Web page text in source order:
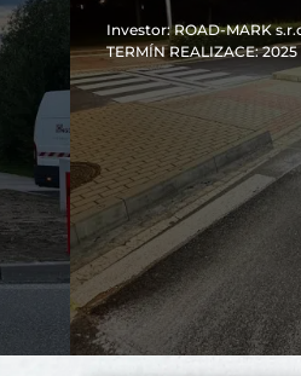
Investor: ROAD-MARK
TERMÍN REALIZACE: 2025